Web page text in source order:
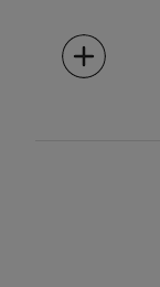
résulte, a
pouvoir
prescrit